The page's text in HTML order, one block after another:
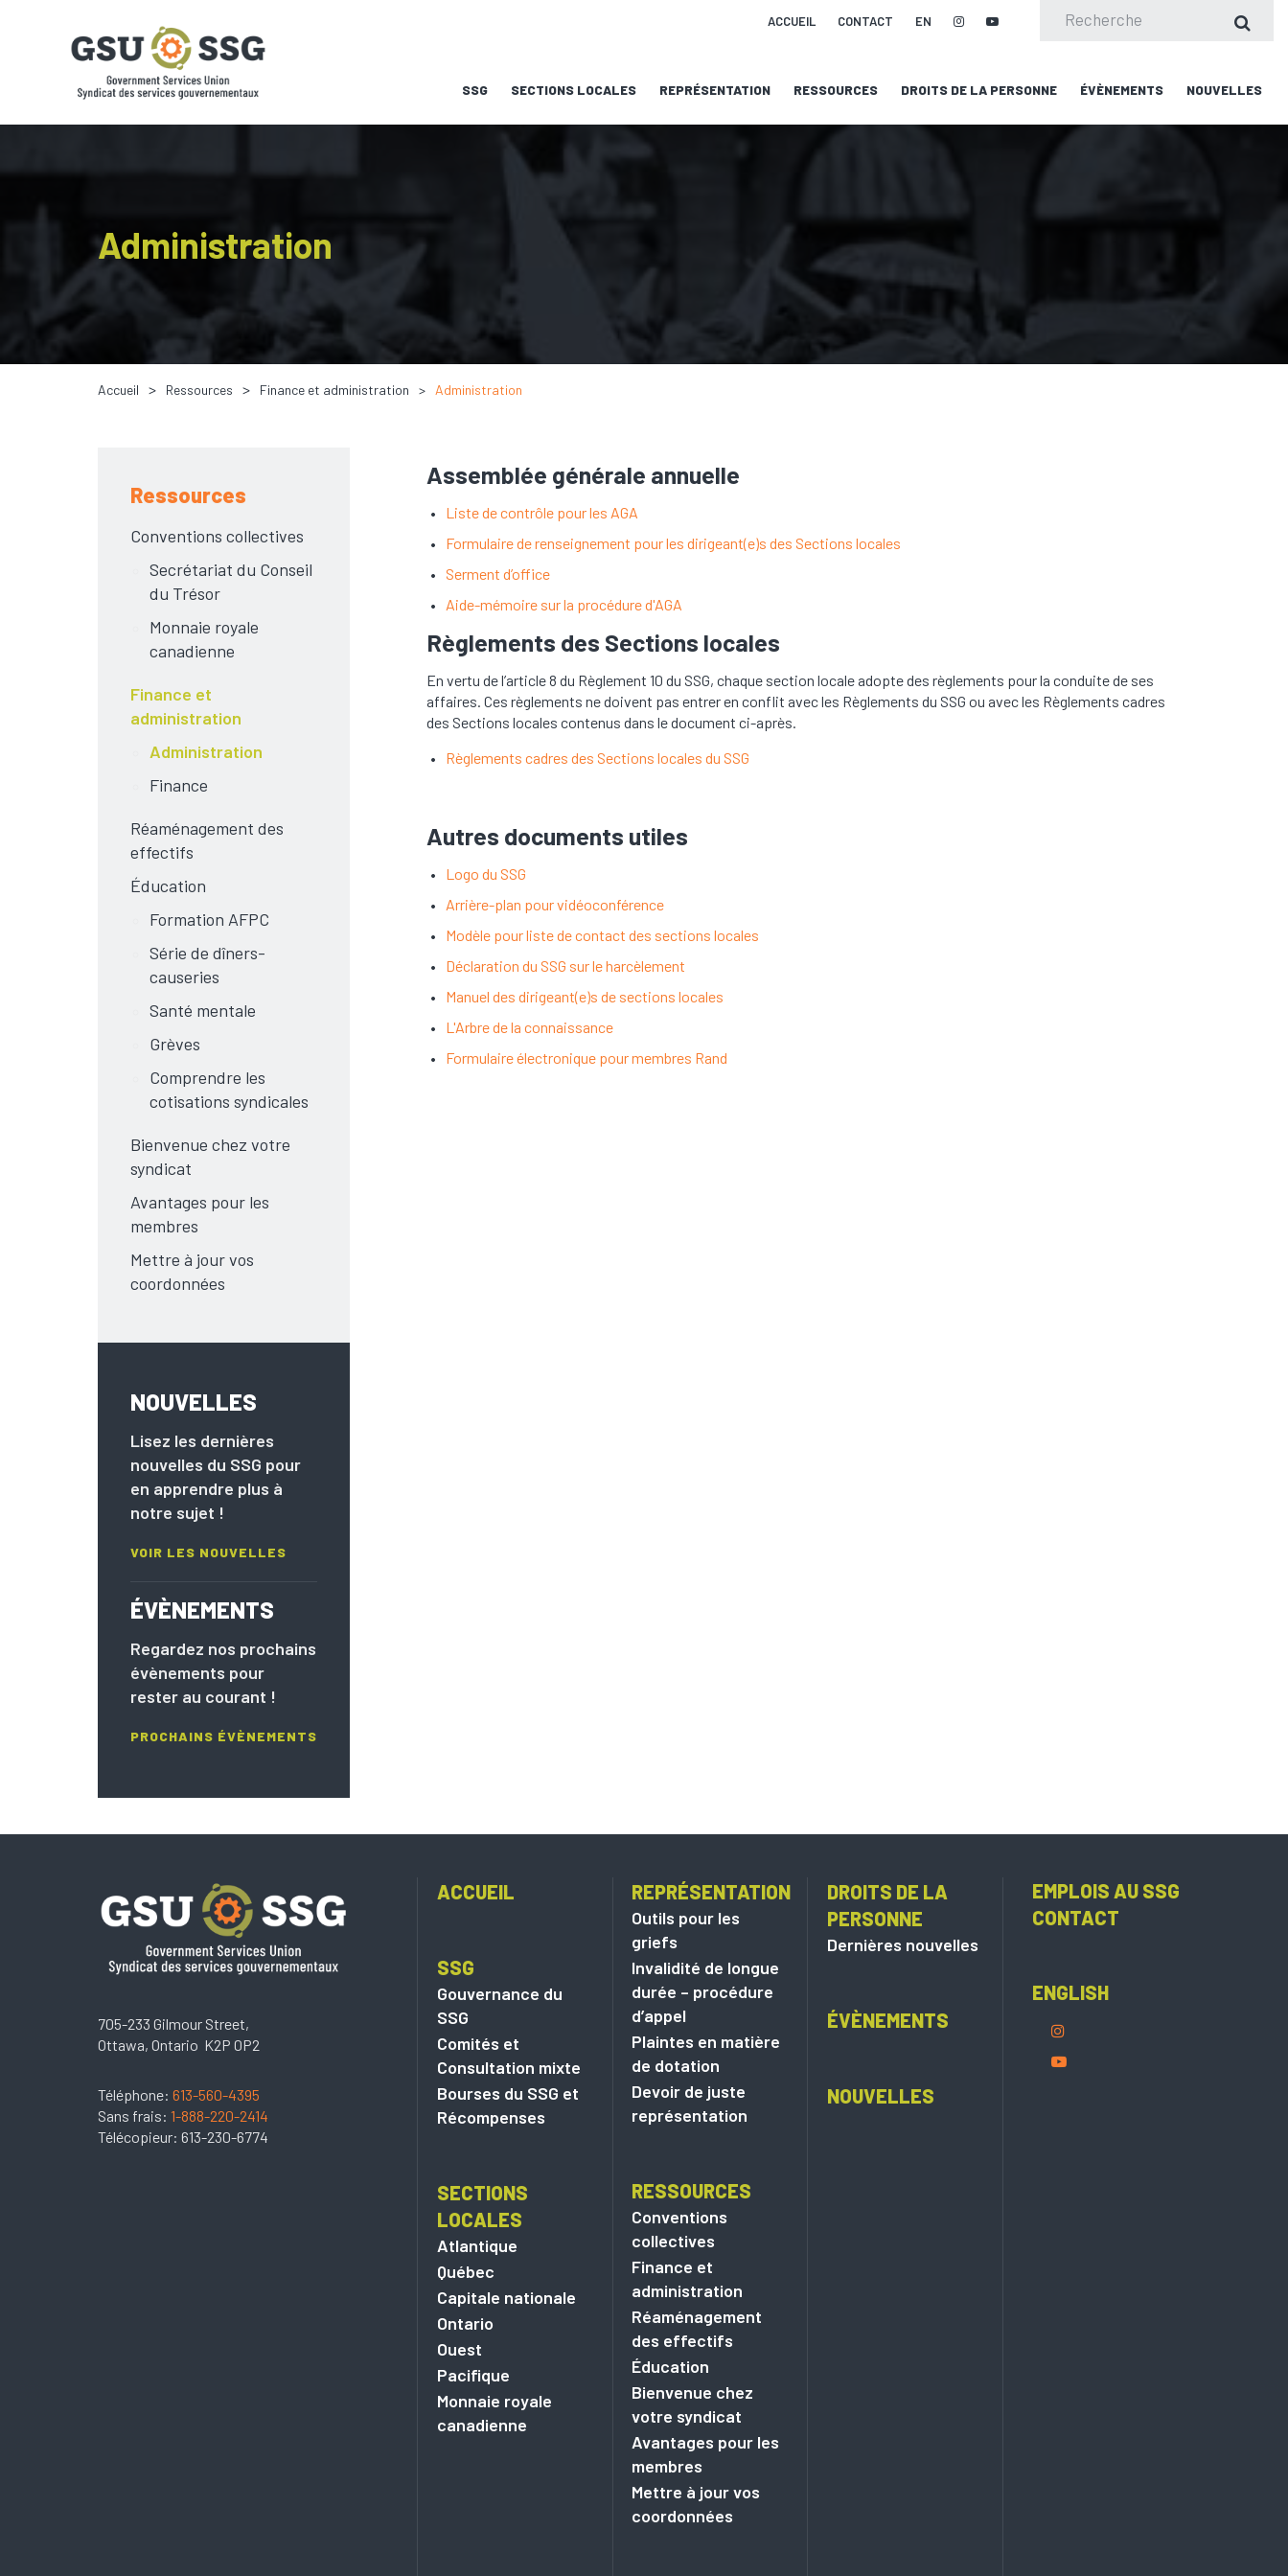
ACCUEIL CONTACT EN
SSG SECTIONS LOCALES REPRÉSENTATION RESSOURCES DROITS DE LA PERSONNE ÉVÈNEMENTS NOUVELLES
Administration
Accueil Ressources Finance et administration Administration
Ressources
Conventions collectives
Secrétariat du Conseil
du Trésor
Monnaie royale
canadienne
Finance et
administration
Administration
Finance
Réaménagement des
effectifs
Éducation
Formation AFPC
Série de dîners-
causeries
Santé mentale
Grèves
Comprendre les
cotisations syndicales
Bienvenue chez votre
syndicat
Avantages pour les
membres
Mettre à jour vos
coordonnées
NOUVELLES
Lisez les dernières
nouvelles du SSG pour
en apprendre plus à
notre sujet !
VOIR LES NOUVELLES
ÉVÈNEMENTS
Regardez nos prochains
évènements pour
rester au courant !
PROCHAINS ÉVÈNEMENTS
Assemblée générale annuelle
Liste de contrôle pour les AGA
Formulaire de renseignement pour les dirigeant(e)s des Sections locales
Serment d’office
Aide-mémoire sur la procédure d'AGA
Règlements des Sections locales
En vertu de l’article 8 du Règlement 10 du SSG, chaque section locale adopte des règlements pour la conduite de ses
affaires. Ces règlements ne doivent pas entrer en conflit avec les Règlements du SSG ou avec les Règlements cadres
des Sections locales contenus dans le document ci-après.
Règlements cadres des Sections locales du SSG
Autres documents utiles
Logo du SSG
Arrière-plan pour vidéoconférence
Modèle pour liste de contact des sections locales
Déclaration du SSG sur le harcèlement
Manuel des dirigeant(e)s de sections locales
L'Arbre de la connaissance
Formulaire électronique pour membres Rand
705-233 Gilmour Street,
Ottawa, Ontario K2P 0P2
Téléphone: 613-560-4395
Sans frais: 1-888-220-2414
Télécopieur: 613-230-6774
ACCUEIL
SSG
Gouvernance du
SSG
Comités et
Consultation mixte
Bourses du SSG et
Récompenses
SECTIONS
LOCALES
Atlantique
Québec
Capitale nationale
Ontario
Ouest
Pacifique
Monnaie royale
canadienne
REPRÉSENTATION
Outils pour les
griefs
Invalidité de longue
durée – procédure
d’appel
Plaintes en matière
de dotation
Devoir de juste
représentation
RESSOURCES
Conventions
collectives
Finance et
administration
Réaménagement
des effectifs
Éducation
Bienvenue chez
votre syndicat
Avantages pour les
membres
Mettre à jour vos
coordonnées
DROITS DE LA
PERSONNE
Dernières nouvelles
ÉVÈNEMENTS
NOUVELLES
EMPLOIS AU SSG
CONTACT
ENGLISH